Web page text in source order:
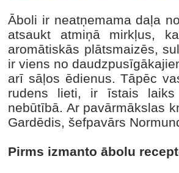
Āboli ir neatņemama daļa
atsaukt atmiņā mirkļus,
aromātiskās plātsmaizēs,
ir viens no
arī sāļos ēdienus. Tāpēc
rudens lieti, ir īstais laiks
nebūtībā. Ar pavārmākslas
Gardēdis, šefpavārs
Pirms izmanto ābolu